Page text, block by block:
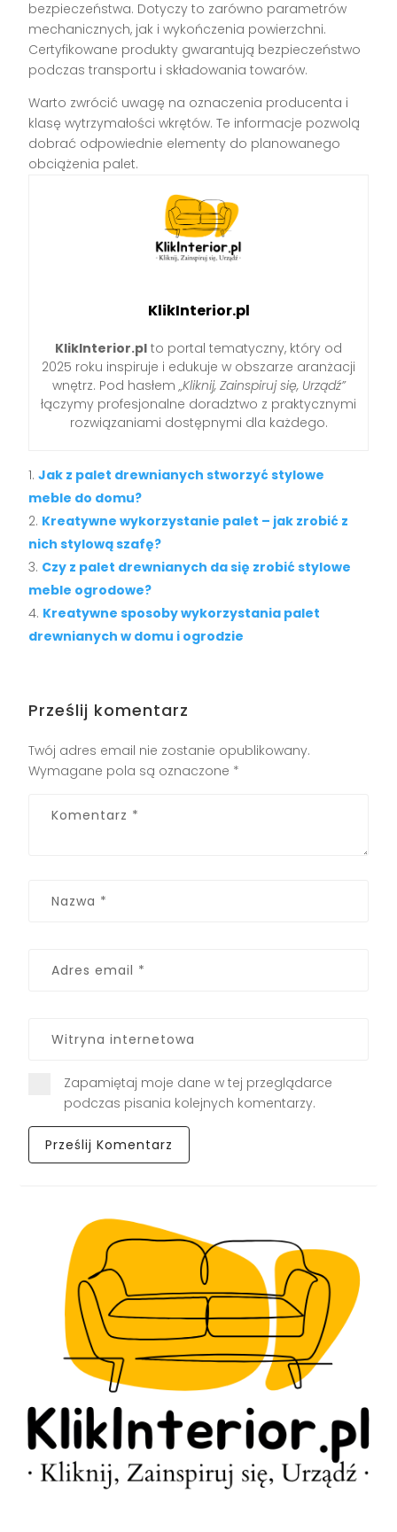
bezpieczeństwa. Dotyczy to zarówno parametrów
mechanicznych, jak i wykończenia powierzchni.
Certyfikowane produkty gwarantują bezpieczeństwo
podczas transportu i składowania towarów.
Warto zwrócić uwagę na oznaczenia producenta i
klasę wytrzymałości wkrętów. Te informacje pozwolą
dobrać odpowiednie elementy do planowanego
obciążenia palet.
KlikInterior.pl
KlikInterior.pl to portal tematyczny, który od
2025 roku inspiruje i edukuje w obszarze aranżacji
wnętrz. Pod hasłem „Kliknij, Zainspiruj się, Urządź”
łączymy profesjonalne doradztwo z praktycznymi
rozwiązaniami dostępnymi dla każdego.
Jak z palet drewnianych stworzyć stylowe
meble do domu?
Kreatywne wykorzystanie palet – jak zrobić z
nich stylową szafę?
Czy z palet drewnianych da się zrobić stylowe
meble ogrodowe?
Kreatywne sposoby wykorzystania palet
drewnianych w domu i ogrodzie
Prześlij komentarz
Twój adres email nie zostanie opublikowany.
Wymagane pola są oznaczone *
Zapamiętaj moje dane w tej przeglądarce
podczas pisania kolejnych komentarzy.